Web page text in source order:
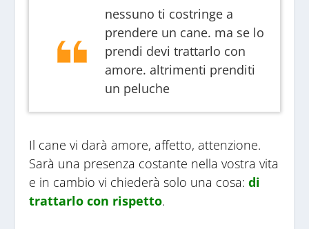
nessuno ti costringe a
prendere un cane. ma se lo
prendi devi trattarlo con
amore. altrimenti prenditi
un peluche
Il cane vi darà amore, affetto, attenzione.
Sarà una presenza costante nella vostra vita
e in cambio vi chiederà solo una cosa:di
trattarlo con rispetto.